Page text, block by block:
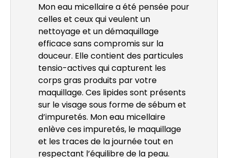
Mon eau micellaire a été pensée pour
celles et ceux qui veulent un
nettoyage et un démaquillage
efficace sans compromis sur la
douceur. Elle contient des particules
tensio-actives qui capturent les
corps gras produits par votre
maquillage. Ces lipides sont présents
sur le visage sous forme de sébum et
d’impuretés. Mon eau micellaire
enlève ces impuretés, le maquillage
et les traces de la journée tout en
respectant l’équilibre de la peau.